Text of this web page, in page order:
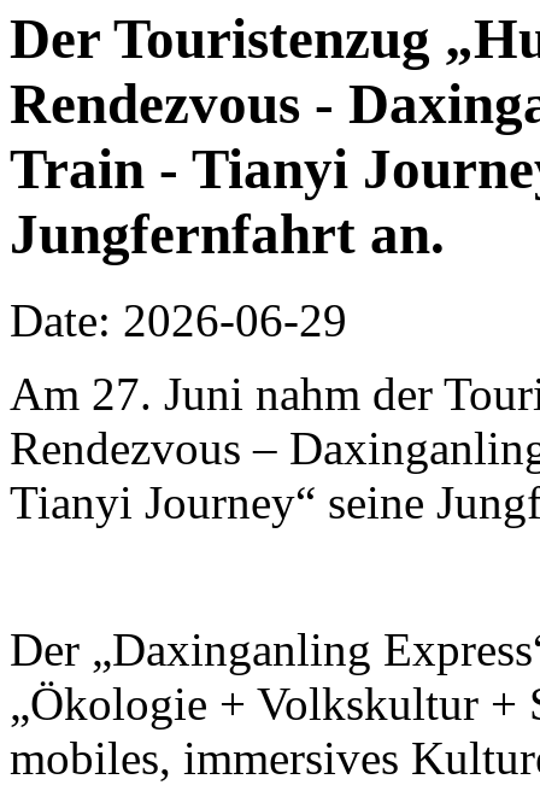
Der Touristenzug
Rendezvous -
Train - Tianyi
Jungfernfahrt an.
Date: 2026-06-29
Am 27. Juni nahm der
Rendezvous –
Tianyi Journey“ seine
Der „Daxinganling
„Ökologie + Volkskultur +
mobiles, immersives